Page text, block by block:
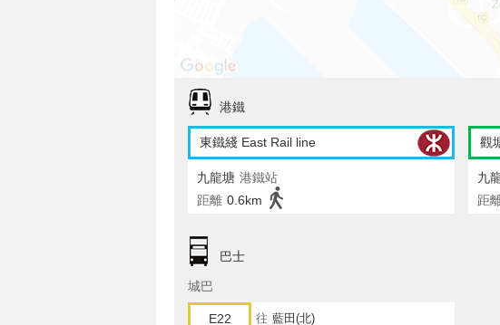
港鐵
東鐵綫 East Rail line
九龍塘 港鐵站
距離 0.6km
觀
九
距
巴士
城巴
E22 往 藍田(北)